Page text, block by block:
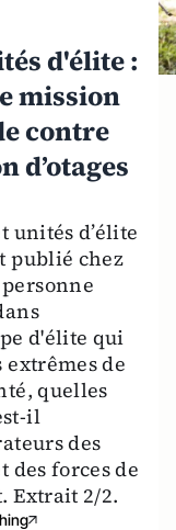
d'élite :
mission
contre
d’otages
unités d’élite
publié chez
d'élite qui
de
quelles
il
des
forces de
Extrait 2/2.